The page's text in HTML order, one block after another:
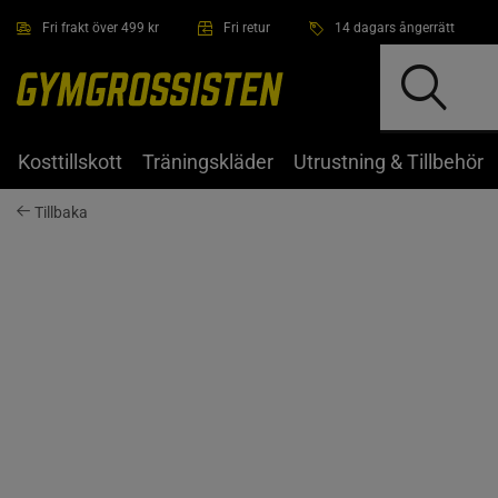
Fri frakt över 499 kr Fri retur 14 dagars ångerrätt
Kosttillskott Träningskläder Utrustning & Tillbehör
Tillbaka